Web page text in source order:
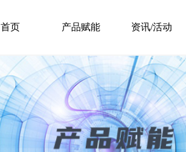
首页 产品赋能 资讯/活动